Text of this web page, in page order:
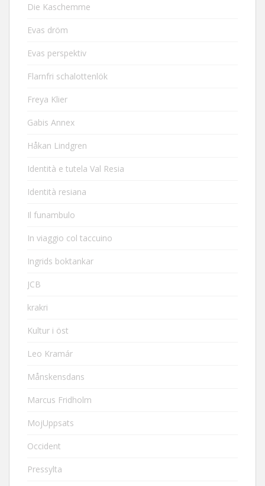
Die Kaschemme
Evas dröm
Evas perspektiv
Flarnfri schalottenlök
Freya Klier
Gabis Annex
Håkan Lindgren
Identità e tutela Val Resia
Identità resiana
Il funambulo
In viaggio col taccuino
Ingrids boktankar
JCB
krakri
Kultur i öst
Leo Kramár
Månskensdans
Marcus Fridholm
MojUppsats
Occident
Pressylta